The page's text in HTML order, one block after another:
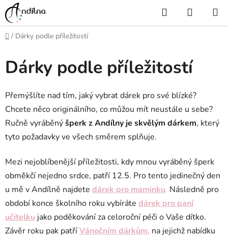
Přejít
na
obsah
Hledat
KOŠÍK
Domů
/ Dárky podle příležitostí
Dárky podle příležitostí
Přemýšlíte nad tím, jaký vybrat dárek pro své blízké?
Chcete něco originálního, co můžou mít neustále u sebe?
Ručně vyráběnýšperk z Andílny je skvělým dárkem, který
tyto požadavky ve všech směrem splňuje.
Mezi nejoblíbenější příležitosti, kdy mnou vyráběný šperk
obměkčí nejedno srdce, patří 12.5. Pro tento jedinečný den
u mě v Andílně najdete dárek pro maminku. Následně pro
období konce školního roku vybíráte dárek pro paní
učitelku jako poděkování za celoroční péči o Vaše dítko.
Závěr roku pak patříVánočním dárkům, na jejichž nabídku